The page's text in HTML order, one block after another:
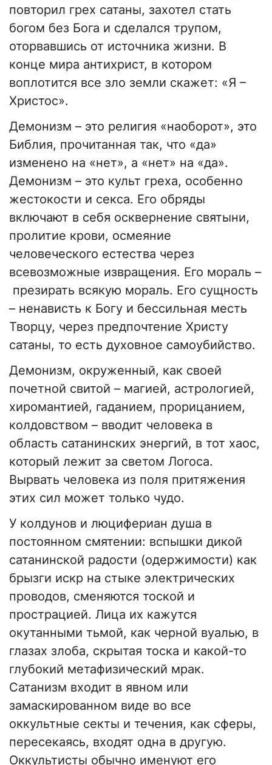
повторил грех сатаны, захотел стать
богом без Бога и сделался трупом,
оторвавшись от источника жизни. В
конце мира антихрист, в котором
воплотится все зло земли скажет: «Я –
Христос».
Демонизм – это религия «наоборот», это
Библия, прочитанная так, что «да»
изменено на «нет», а «нет» на «да».
Демонизм – это культ греха, особенно
жестокости и секса. Его обряды
включают в себя осквернение святыни,
пролитие крови, осмеяние
человеческого естества через
всевозможные извращения. Его мораль –
презирать всякую мораль. Его сущность
– ненависть к Богу и бессильная месть
Творцу, через предпочтение Христу
сатаны, то есть духовное самоубийство.
Демонизм, окруженный, как своей
почетной свитой – магией, астрологией,
хиромантией, гаданием, прорицанием,
колдовством – вводит человека в
область сатанинских энергий, в тот хаос,
который лежит за светом Логоса.
Вырвать человека из поля притяжения
этих сил может только чудо.
У колдунов и люцифериан душа в
постоянном смятении: вспышки дикой
сатанинской радости (одержимости) как
брызги искр на стыке электрических
проводов, сменяются тоской и
прострацией. Лица их кажутся
окутанными тьмой, как черной вуалью, в
глазах злоба, скрытая тоска и какой-то
глубокий метафизический мрак.
Сатанизм входит в явном или
замаскированном виде во все
оккультные секты и течения, как сферы,
пересекаясь, входят одна в другую.
Оккультисты обычно именуют его